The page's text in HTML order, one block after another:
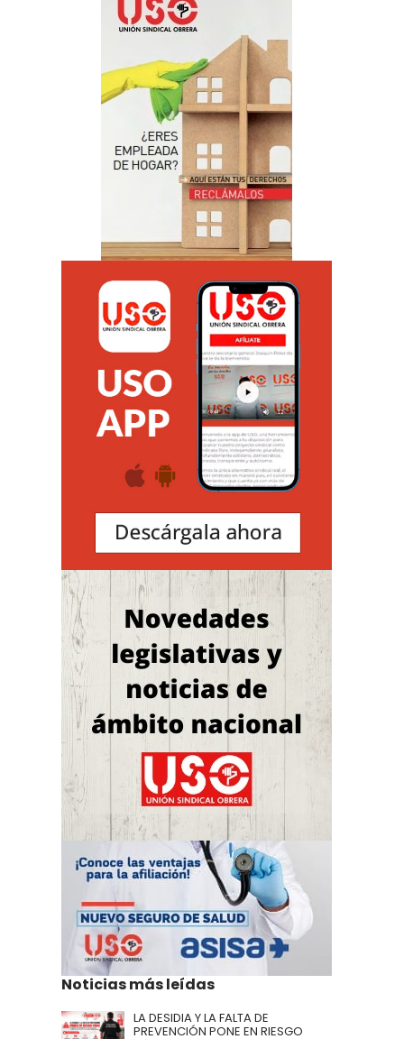
Noticias más leídas
LA DESIDIA Y LA FALTA DE
PREVENCIÓN PONE EN RIESGO